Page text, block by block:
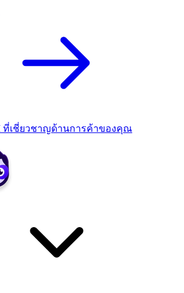
ที่เชี่ยวชาญด้านการค้าของคุณ